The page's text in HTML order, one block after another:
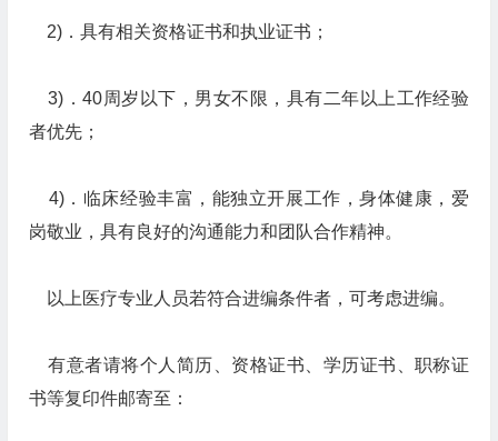
2)．具有相关资格证书和执业证书；
3)．40周岁以下，男女不限，具有二年以上工作经验
者优先；
4)．临床经验丰富，能独立开展工作，身体健康，爱
岗敬业，具有良好的沟通能力和团队合作精神。
以上医疗专业人员若符合进编条件者，可考虑进编。
有意者请将个人简历、资格证书、学历证书、职称证
书等复印件邮寄至：